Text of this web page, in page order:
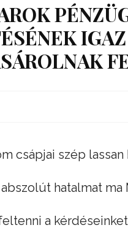
csápjai szép
hatalmat ma
a